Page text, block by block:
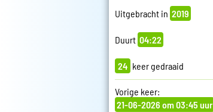
Uitgebracht in 2019
Duurt 04:22
24 keer gedraaid
Vorige keer:
21-06-2026 om 03:45 uur